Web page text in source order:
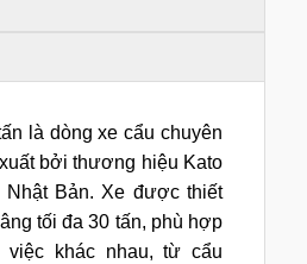
là dòng xe cẩu chuyên
bởi thương hiệu Kato
Bản. Xe được thiết
tối đa 30 tấn, phù hợp
việc khác nhau, từ cẩu